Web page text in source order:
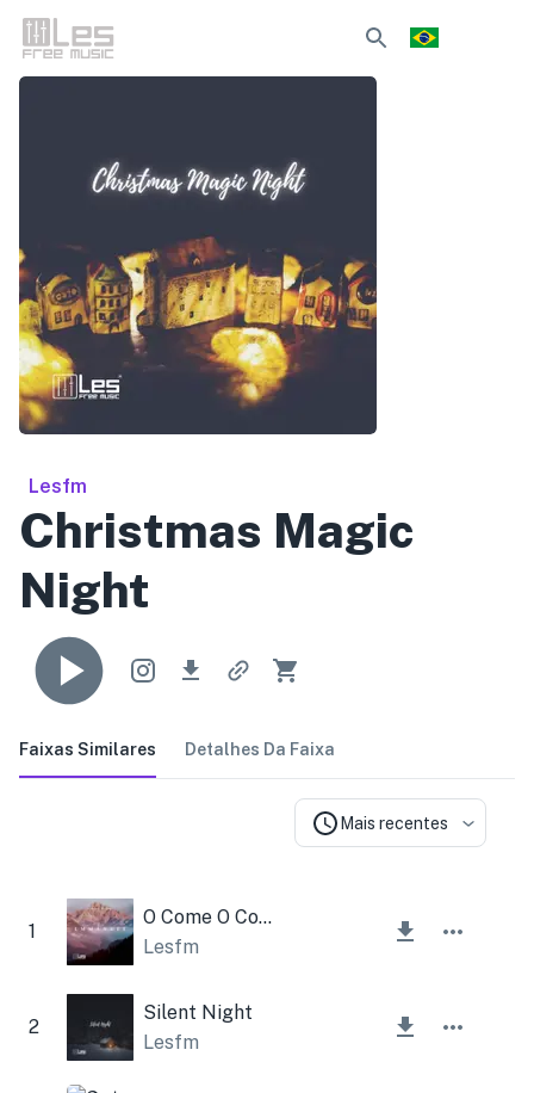
Lesfm
Christmas Magic
Night
Faixas Similares Detalhes Da Faixa
Mais recentes
1
O Come O Come Emmanuel
Lesfm
2
Silent Night
Lesfm